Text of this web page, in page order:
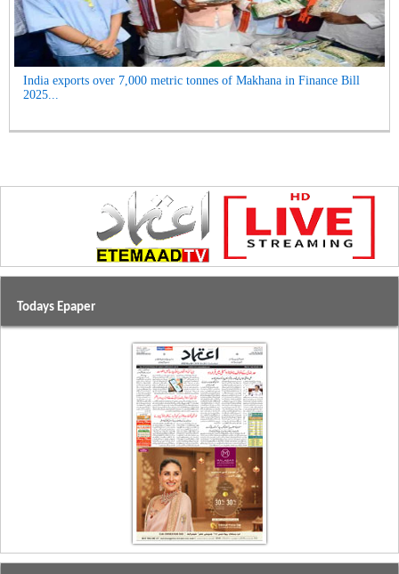
India exports over 7,000 metric tonnes of Makhana in Finance Bill
2025...
Todays Epaper